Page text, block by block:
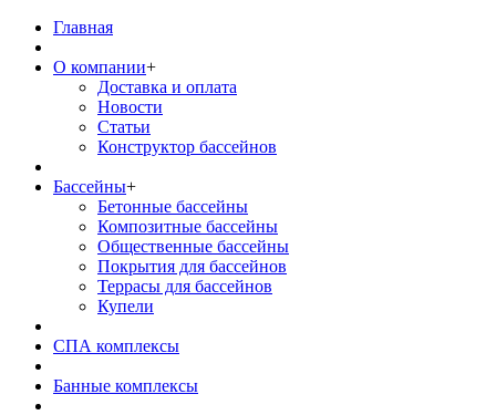
Главная
О компании+
Доставка и оплата
Новости
Статьи
Конструктор бассейнов
Бассейны+
Бетонные бассейны
Композитные бассейны
Общественные бассейны
Покрытия для бассейнов
Террасы для бассейнов
Купели
СПА комплексы
Банные комплексы